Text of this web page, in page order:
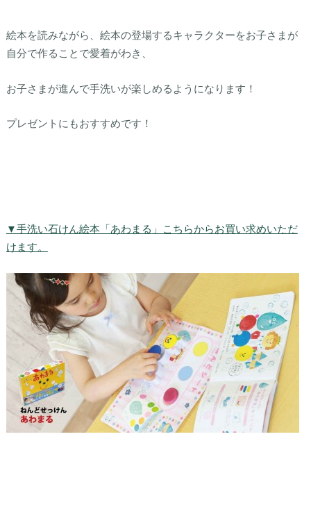
絵本を読みながら、絵本の登場するキャラクターをお子さまが
自分で作ることで愛着がわき、
お子さまが進んで手洗いが楽しめるようになります！
プレゼントにもおすすめです！
▼手洗い石けん絵本「あわまる」こちらからお買い求めいただ
けます。